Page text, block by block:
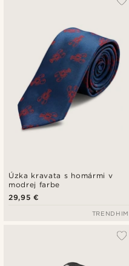
Úzka kravata s homármi v
modrej farbe
29,95 €
TRENDHIM